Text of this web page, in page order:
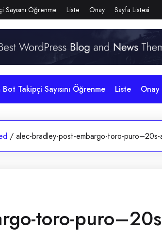
Öğrenme Liste Onay Sayfa Listesi
Takipçi Sayısını Öğrenme Liste Onay
/ alec-bradley-post-embargo-toro-puro–20s-
toro-